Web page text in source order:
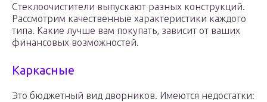
Стеклоочистители выпускают разных конструкций.
Рассмотрим качественные характеристики каждого
типа. Какие лучше вам покупать, зависит от ваших
финансовых возможностей.
Каркасные
Это бюджетный вид дворников. Имеются недостатки: